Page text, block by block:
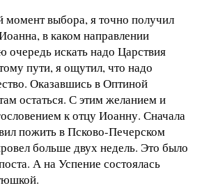
выбора, я точно получил
в каком направлении
очередь искать надо Царствия
пути, я ощутил, что надо
Оказавшись в Оптиной
остаться. С этим желанием и
к отцу Иоанну. Сначала
пожить в Псково-Печерском
больше двух недель. Это было
А на Успение состоялась